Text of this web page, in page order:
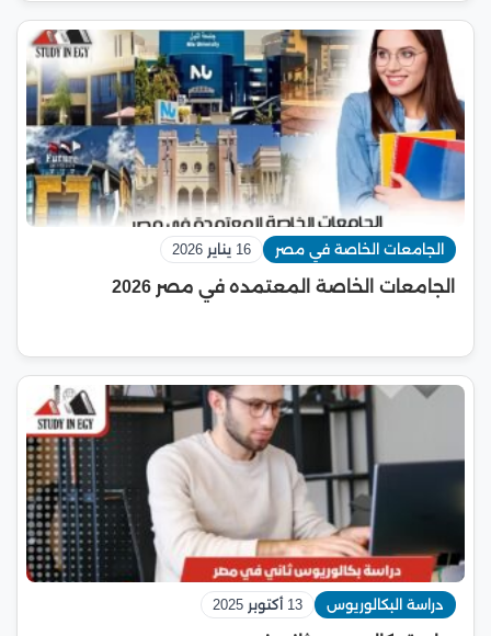
الجامعات الخاصة في مصر 16 يناير 2026
الجامعات الخاصة المعتمده في مصر 2026
دراسة البكالوريوس 13 أكتوبر 2025